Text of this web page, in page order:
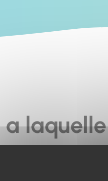
à utiliser le moteur de